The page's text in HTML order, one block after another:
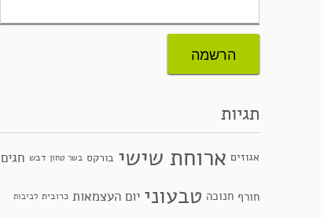
תגיות
אגוזים ארוחת שישי בורקס בשר טחון דבש חגים
חורף חנוכה טבעוני יום העצמאות כרובית לביבות